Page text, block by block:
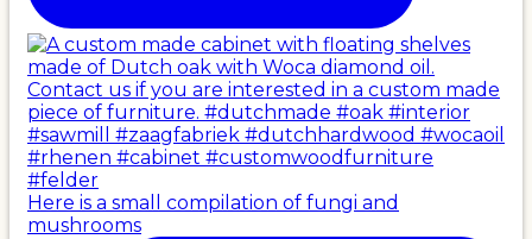
Here is a small compilation of fungi and
mushrooms